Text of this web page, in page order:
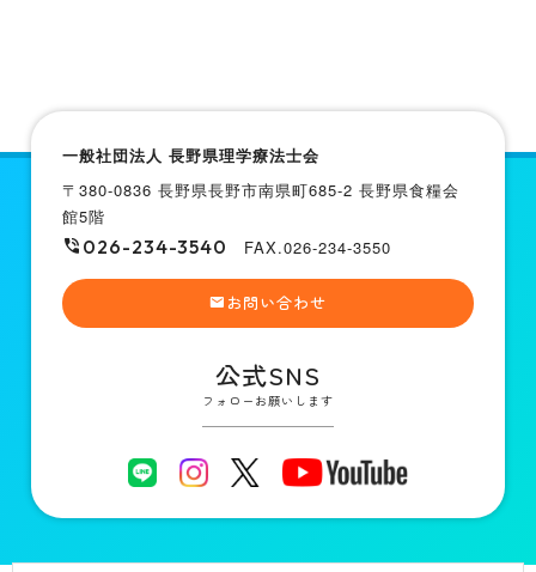
一般社団法人 長野県理学療法士会
〒380-0836 長野県長野市南県町685-2 長野県食糧会
館5階
026-234-3540 FAX.026-234-3550
お問い合わせ
公式SNS
フォローお願いします